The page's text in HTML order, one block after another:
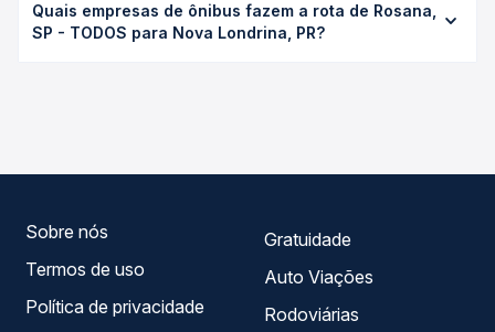
duração exata de cada opção na data desejada.
para Nova Londrina, PR custa em média R$ 38,06 e varia
conforme a data da viagem, a empresa, o tipo de poltrona
Quais empresas de ônibus fazem a rota de Rosana,
SP - TODOS para Nova Londrina, PR?
Sobre nós
Termos de uso
Política de privacidade
Gratuidade
Auto Viações
Rodoviárias